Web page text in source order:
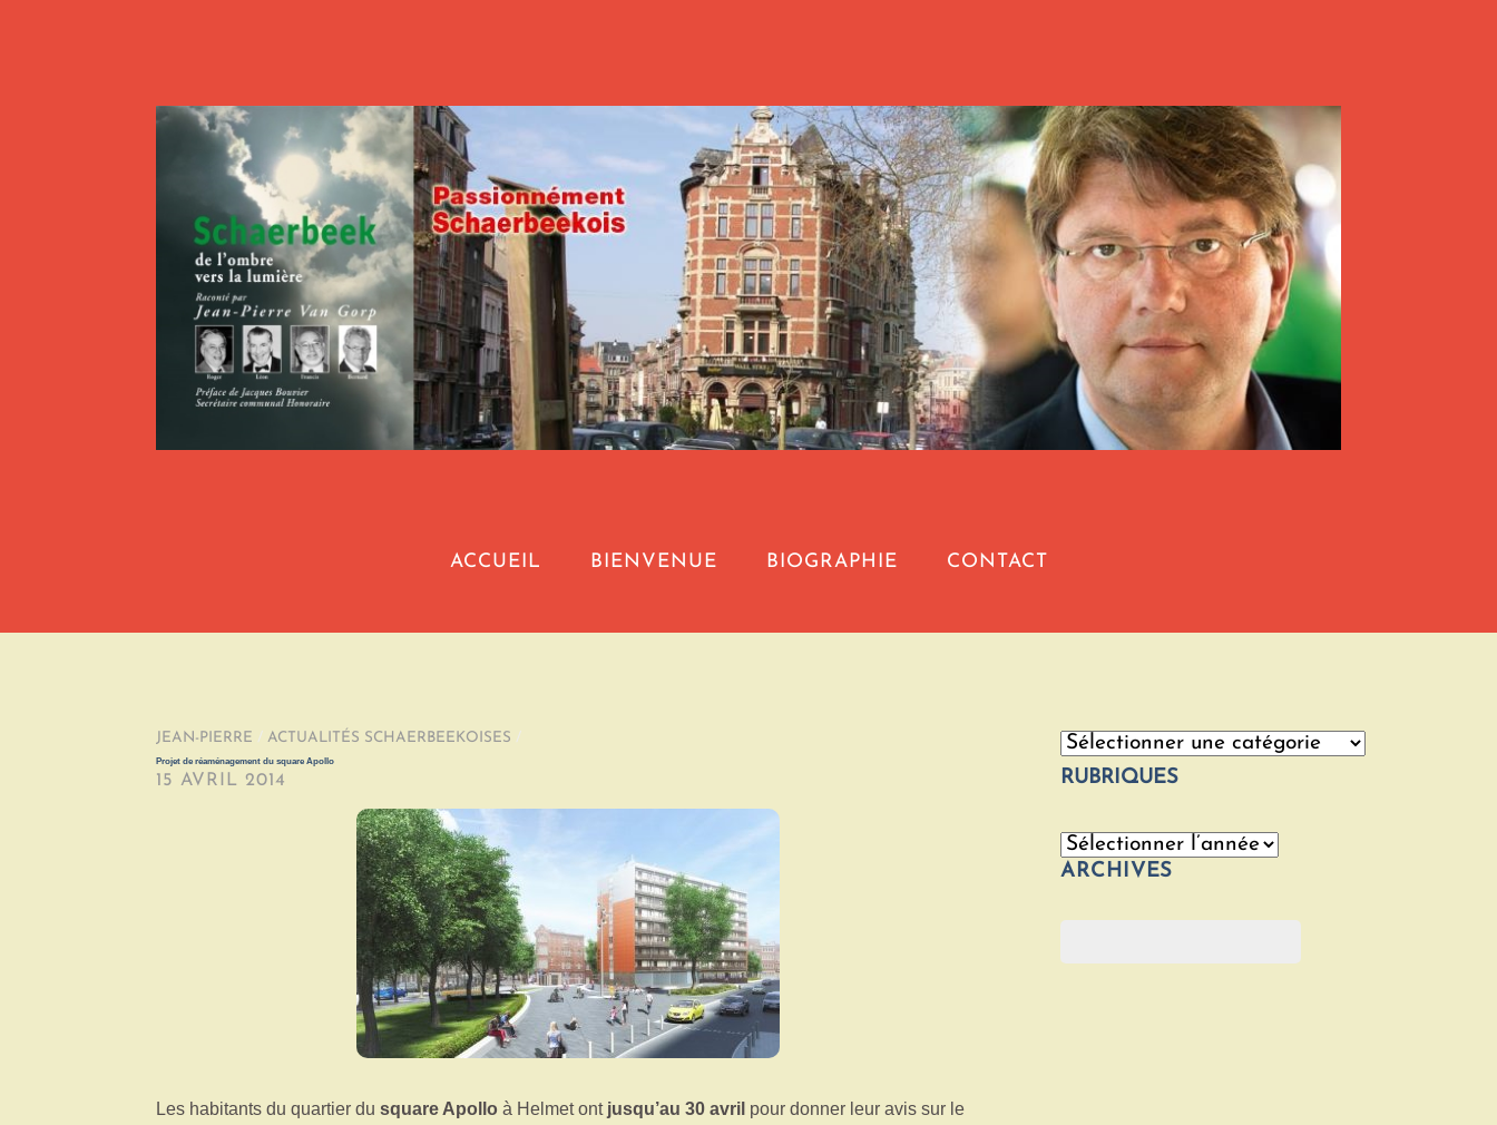
ACCUEIL BIENVENUE BIOGRAPHIE CONTACT
JEAN-PIERRE / ACTUALITÉS SCHAERBEEKOISES /
Projet de réaménagement du square Apollo
15 AVRIL 2014
Les habitants du quartier du square Apollo à Helmet ontjusqu’au 30 avril pour donner leur avis sur le
Catégories
RUBRIQUES
Archives
ARCHIVES